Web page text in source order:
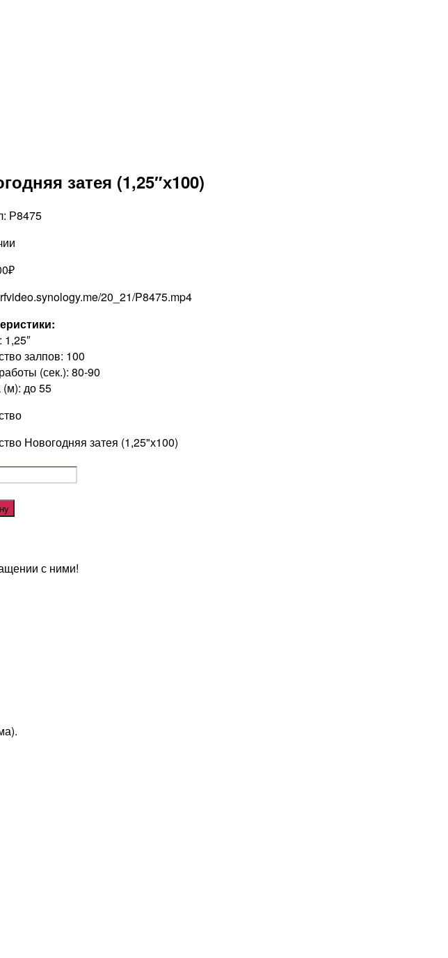
затея (1,25″х100)
Р8475
₽
20_21/P8475.mp4
1,25″
залпов: 100
(сек.): 80-90
до 55
Новогодняя затея (1,25"х100)
с ними!